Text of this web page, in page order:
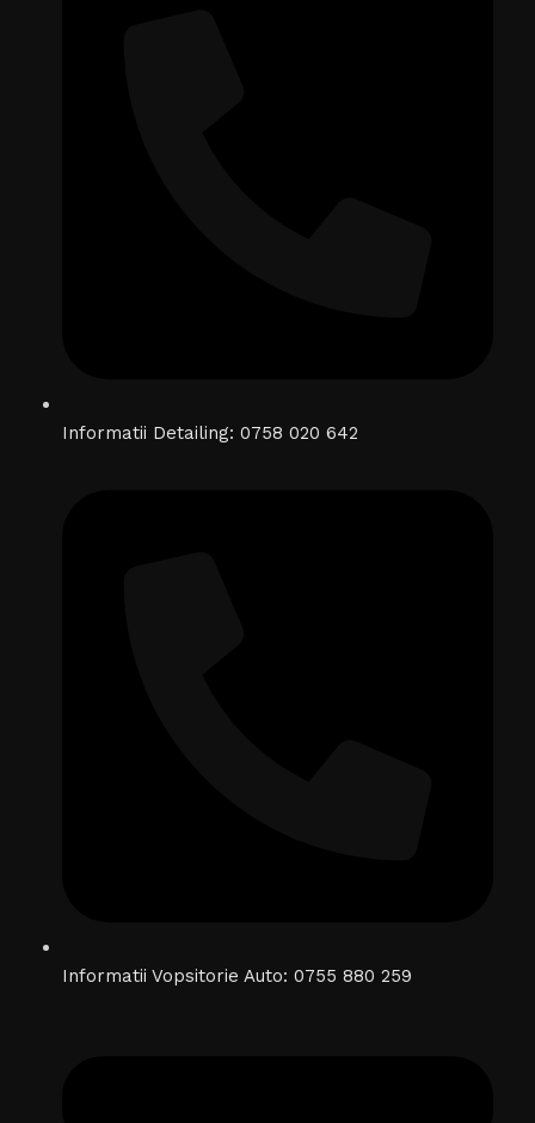
Informatii Detailing: 0758 020 642
Informatii Vopsitorie Auto: 0755 880 259